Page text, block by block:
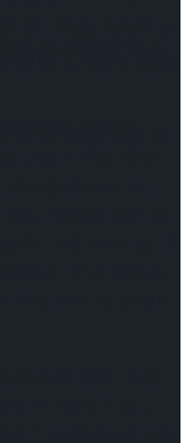
점으로 이견 없이
츠를 통해 “쇼트
수 있어 기뻤고,
고 대회를 잘 마칠